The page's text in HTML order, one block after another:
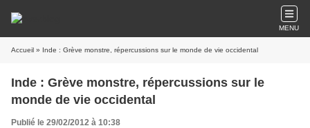
MENU
Accueil » Inde : Grève monstre, répercussions sur le monde de vie occidental
Inde : Grève monstre, répercussions sur le
monde de vie occidental
Publié le 29/02/2012 à 10:38